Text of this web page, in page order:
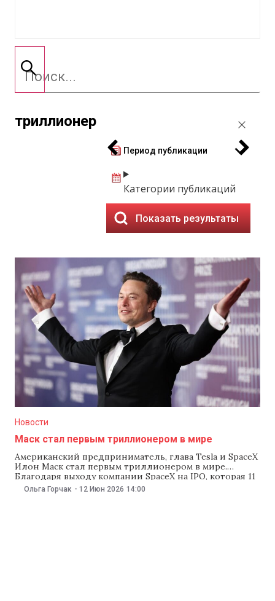
триллионер
Период публикации
Категории публикаций
Показать результаты
Новости
Маск стал первым триллионером в мире
Американский предприниматель, глава Tesla и SpaceX
Илон Маск стал первым триллионером в мире.
Благодаря выходу компании SpaceX на IPO, которая 11
июня привлекла рекордные $75 млрд в ходе
первичного публичного размещения акций. Об этом
Ольга Горчак - 12 Июн 2026 14:00